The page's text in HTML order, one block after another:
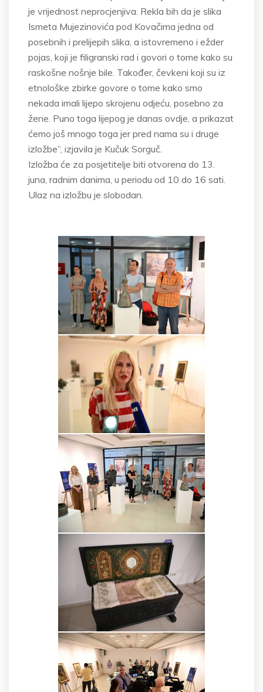
je vrijednost neprocjenjiva. Rekla bih da je slika
Ismeta Mujezinovića pod Kovačima jedna od
posebnih i prelijepih slika, a istovremeno i ežder
pojas, koji je filigranski rad i govori o tome kako su
raskošne nošnje bile. Također, čevkeni koji su iz
etnološke zbirke govore o tome kako smo
nekada imali lijepo skrojenu odjeću, posebno za
žene. Puno toga lijepog je danas ovdje, a prikazat
ćemo još mnogo toga jer pred nama su i druge
izložbe”, izjavila je Kučuk Sorguč.
Izložba će za posjetitelje biti otvorena do 13.
juna, radnim danima, u periodu od 10 do 16 sati.
Ulaz na izložbu je slobodan.